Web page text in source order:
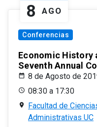
8 AGO
Conferencias
Economic History
Seventh Annual
8 de Agosto de
08:30 a 17:30
Facultad de
Administrativas UC